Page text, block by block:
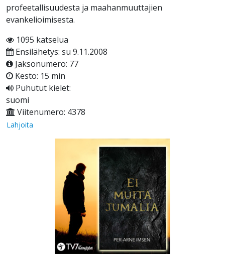
profeetallisuudesta ja maahanmuuttajien
evankelioimisesta.
1095 katselua
Ensilähetys: su 9.11.2008
Jaksonumero: 77
Kesto: 15 min
Puhutut kielet:
suomi
Viitenumero: 4378
Lahjoita